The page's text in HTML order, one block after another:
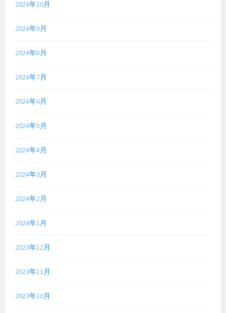
2024年10月
2024年9月
2024年8月
2024年7月
2024年6月
2024年5月
2024年4月
2024年3月
2024年2月
2024年1月
2023年12月
2023年11月
2023年10月